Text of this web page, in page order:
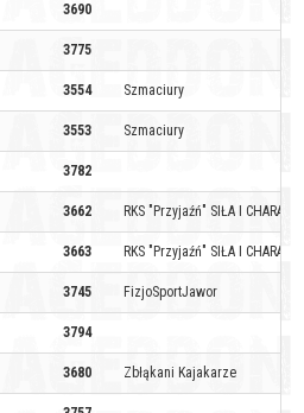
3690
3775
3554 Szmaciury
3553 Szmaciury
3782
3662 RKS "Przyjaźń" SIŁA I
3663 RKS "Przyjaźń" SIŁA I
3745 FizjoSportJawor
3794
3680 Zbłąkani Kajakarze